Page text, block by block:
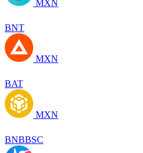
MXN
BNT
MXN
BAT
MXN
BNBBSC